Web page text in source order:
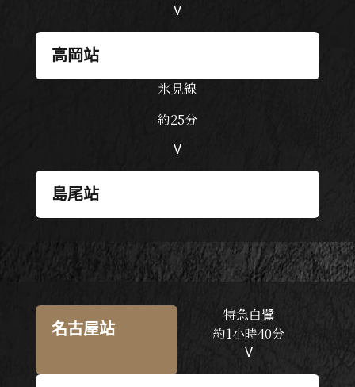
V
高岡站
氷見線
約25分
V
島尾站
名古屋站
特急白鷺
約1小時40分
V